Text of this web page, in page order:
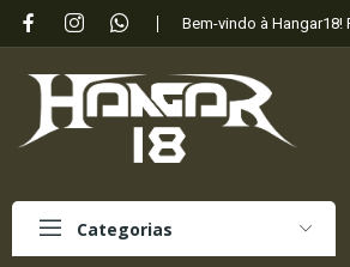
Bem-vindo à
Categorias